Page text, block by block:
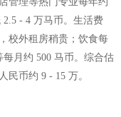
- 4 万马币。生活费
校外租房稍贵；饮食每
每月约 500 马币。综合估
民币约 9 - 15 万。